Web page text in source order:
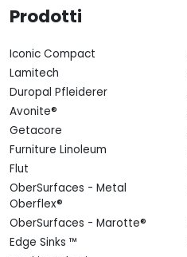
Prodotti
Iconic Compact
Lamitech
Duropal Pfleiderer
Avonite®
Getacore
Furniture Linoleum
Flut
OberSurfaces - Metal
Oberflex®
OberSurfaces - Marotte®
Edge Sinks ™